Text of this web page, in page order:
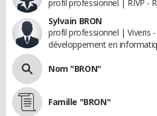
profil professionnel | RIVP -
Sylvain BRON
profil professionnel | Viveris
développement en
Nom "BRON"
Famille "BRON"